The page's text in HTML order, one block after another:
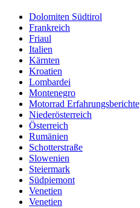
Dolomiten Südtirol
Frankreich
Friaul
Italien
Kärnten
Kroatien
Lombardei
Montenegro
Motorrad Erfahrungsberichte
Niederösterreich
Österreich
Rumänien
Schotterstraße
Slowenien
Steiermark
Südpiemont
Venetien
Venetien